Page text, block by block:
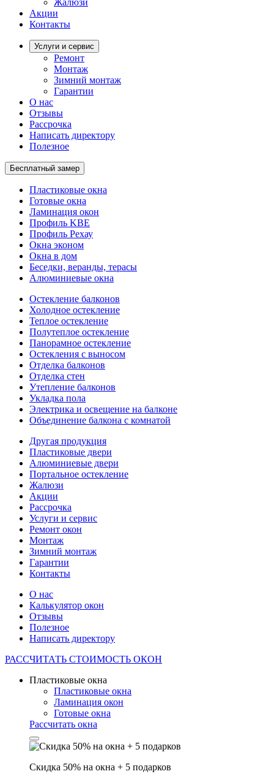
Жалюзи
Акции
Контакты
Услуги и сервис
Ремонт
Монтаж
Зимний монтаж
Гарантии
О нас
Отзывы
Рассрочка
Написать директору
Полезное
Бесплатный замер
Пластиковые окна
Готовые окна
Ламинация окон
Профиль KBE
Профиль Рехау
Окна эконом
Окна в дом
Беседки, веранды, терасы
Алюминиевые окна
Остекление балконов
Холодное остекление
Теплое остекление
Полутеплое остекление
Панорамное остекление
Остекления с выносом
Отделка балконов
Отделка стен
Утепление балконов
Укладка пола
Электрика и освещение на балконе
Объединение балкона с комнатой
Другая продукция
Пластиковые двери
Алюминиевые двери
Портальное остекление
Жалюзи
Акции
Рассрочка
Услуги и сервис
Ремонт окон
Монтаж
Зимний монтаж
Гарантии
Контакты
О нас
Калькулятор окон
Отзывы
Полезное
Написать директору
РАССЧИТАТЬ СТОИМОСТЬ ОКОН
Пластиковые окна
Пластиковые окна
Ламинация окон
Готовые окна
Рассчитать окна
Скидка 50% на окна + 5 подарков